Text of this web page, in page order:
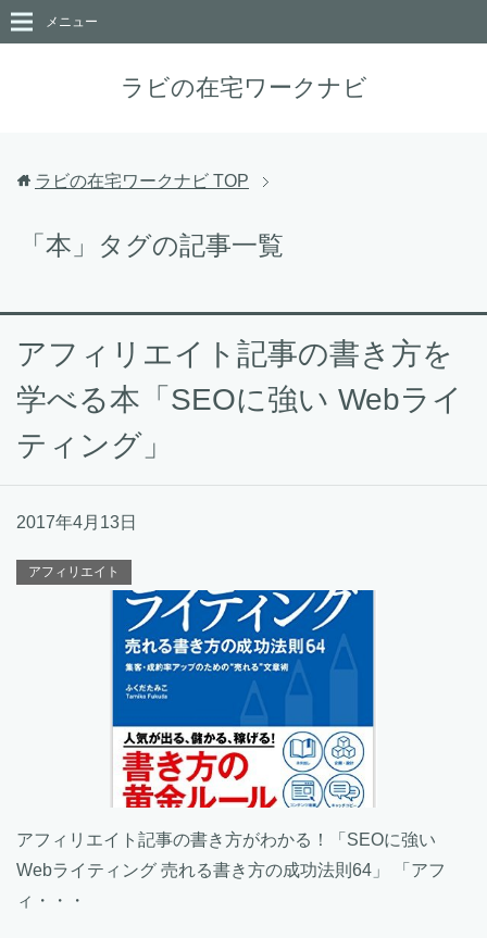
ラビの在宅ワークナビ
メニュー
ラビの在宅ワークナビ TOP
「本」タグの記事一覧
アフィリエイト記事の書き方を
学べる本「SEOに強い Webライ
ティング」
2017年4月13日
アフィリエイト
アフィリエイト記事の書き方がわかる！「SEOに強い
Webライティング 売れる書き方の成功法則64」 「アフ
ィ・・・